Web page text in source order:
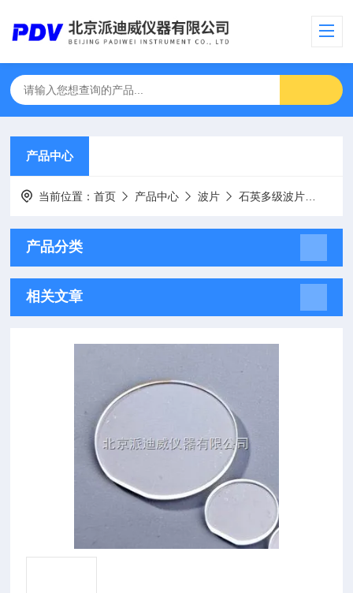
产品中心
当前位置：首页 产品中心 波片 石英多级波片
产品分类
相关文章